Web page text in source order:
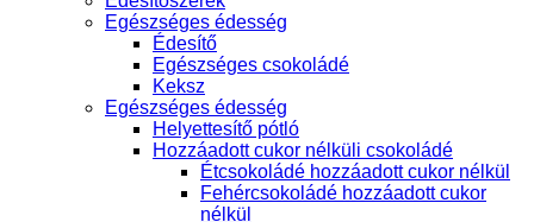
Egészséges édesség
Édesítő
Egészséges csokoládé
Keksz
Egészséges édesség
Helyettesítő pótló
Hozzáadott cukor nélküli csokoládé
Étcsokoládé hozzáadott cukor nélkül
Fehércsokoládé hozzáadott cukor
nélkül